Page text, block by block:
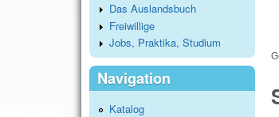
Das Auslandsbuch
Freiwillige
Jobs, Praktika, Studium
Navigation
Katalog